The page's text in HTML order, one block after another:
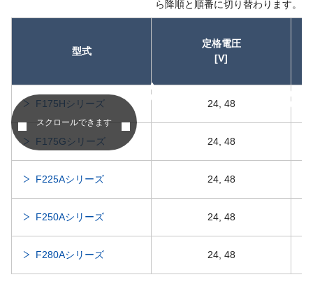
ら降順と順番に切り替わります。
スクロールできます
型式
定格電圧
[V]
昇順
F175Hシリーズ 24, 48
F175Gシリーズ 24, 48
F225Aシリーズ 24, 48
F250Aシリーズ 24, 48
F280Aシリーズ 24, 48